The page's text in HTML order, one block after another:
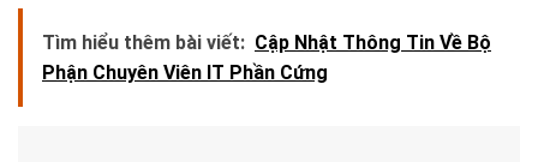
Tìm hiểu thêm bài viết: Cập Nhật Thông Tin Về Bộ
Phận Chuyên Viên IT Phần Cứng